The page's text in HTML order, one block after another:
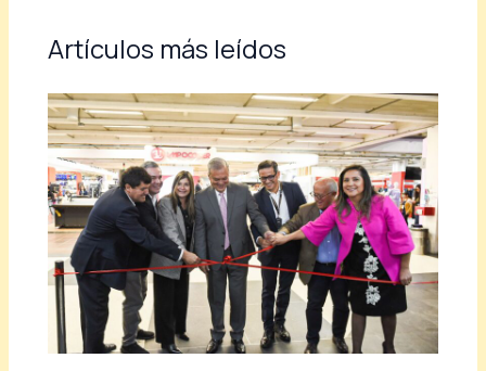
Artículos más leídos